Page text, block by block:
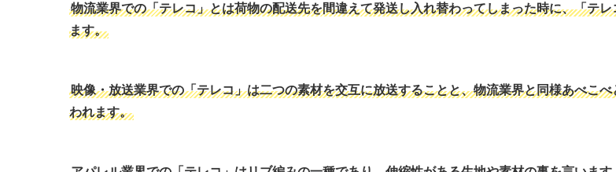
物流業界での「テレコ」とは荷物の配送先を間違えて発送し入れ替わってしまった時に、「テ
ます。
映像・放送業界での「テレコ」は二つの素材を交互に放送することと、物流業界と同様あべこ
われます。